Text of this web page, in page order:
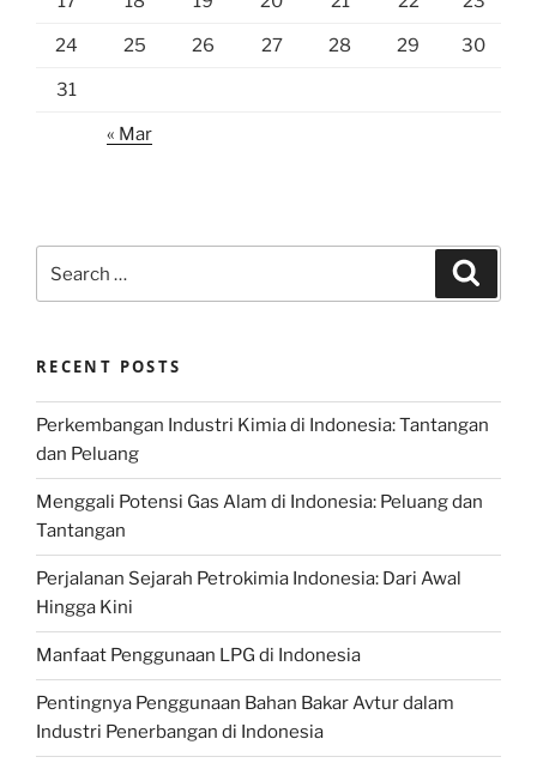
24 25 26 27 28 29 30
31
« Mar
for:
RECENT POSTS
Perkembangan Industri Kimia di Indonesia: Tantangan
dan Peluang
Menggali Potensi Gas Alam di Indonesia: Peluang dan
Tantangan
Perjalanan Sejarah Petrokimia Indonesia: Dari Awal
Hingga Kini
Manfaat Penggunaan LPG di Indonesia
Pentingnya Penggunaan Bahan Bakar Avtur dalam
Industri Penerbangan di Indonesia